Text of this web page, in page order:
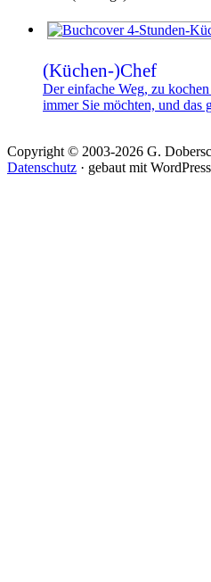
(Küchen-)Chef
Der einfache Weg, zu
immer Sie möchten, und das
Copyright © 2003-2026 G.
Datenschutz · gebaut mit